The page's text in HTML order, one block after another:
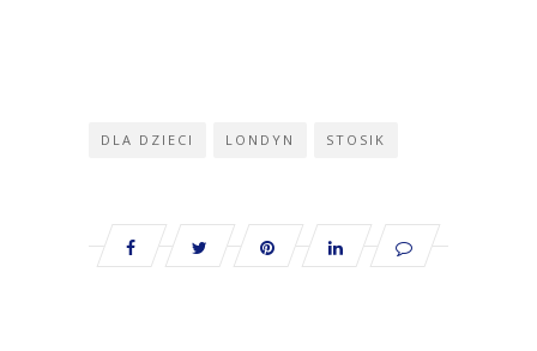
DLA DZIECI LONDYN STOSIK